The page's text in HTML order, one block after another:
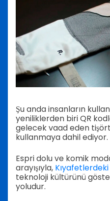
Şu anda insanların
yeniliklerden biri QR
gelecek vaad eden
kullanmaya dahil ediyor.
Espri dolu ve komik
arayışıyla, Kıyafetlerdeki
teknoloji kültürünü
yoludur.